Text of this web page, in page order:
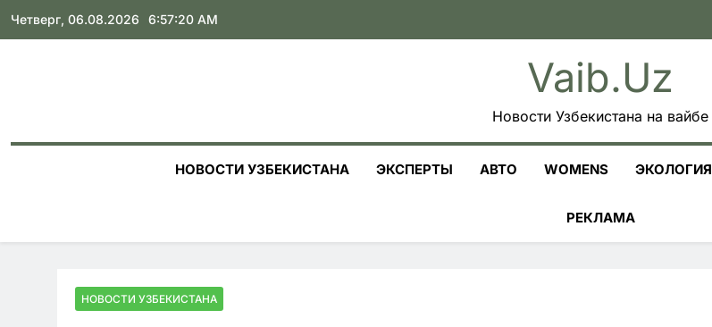
Skip
Четверг, 06.08.2026 6:57:21 AM
Vaib.uz
Новости Узбекистана на вайбе
НОВОСТИ УЗБЕКИСТАНА ЭКСПЕРТЫ АВТО WOMENS ЭКОЛОГИЯ
РЕКЛАМА
НОВОСТИ УЗБЕКИСТАНА